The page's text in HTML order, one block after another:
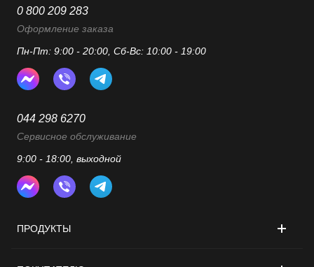
ПРОДУКТЫ
0 800 209 283
Оформление заказа
Пн-Пт: 9:00 - 20:00, Сб-Вс: 10:00 - 19:00
044 298 6270
Сервисное обслуживание
9:00 - 18:00, выходной